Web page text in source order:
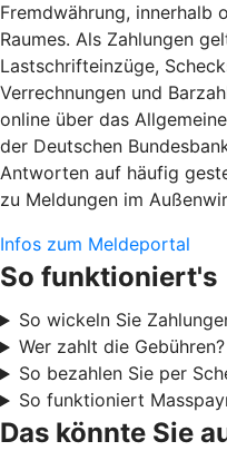
Fremdwährung, innerhalb
Raumes. Als Zahlungen
Lastschrifteinzüge,
Verrechnungen und
online über das
der Deutschen
Antworten auf häufig
zu Meldungen im
Infos zum Meldeportal
So funktioniert's
So wickeln Sie
Wer zahlt die Gebühren?
So bezahlen Sie per
So funktioniert
Das könnte Sie